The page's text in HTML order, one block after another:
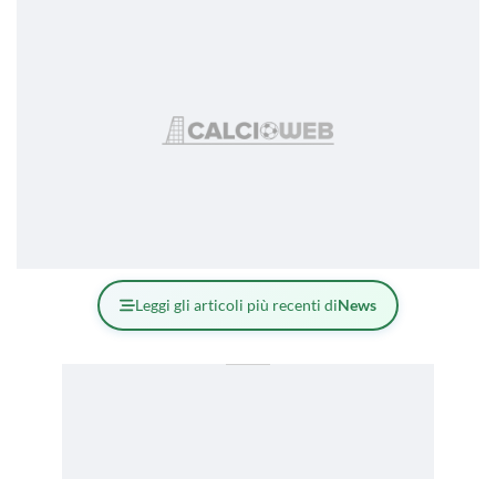
Leggi gli articoli più recenti diNews